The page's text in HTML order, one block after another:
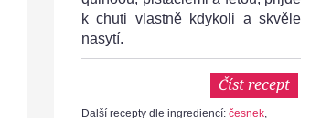
k chuti vlastně kdykoli a skvěle
nasytí.
Číst recept
Další recepty dle ingrediencí: česnek,